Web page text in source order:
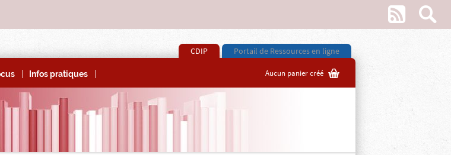
w s
CDIP Portail de Ressources en ligne
| Infos pratiques | Aucun panier créé G